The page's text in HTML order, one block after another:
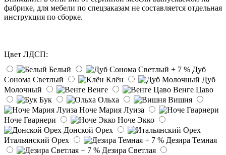
фабрике, для мебели по спецзаказам не составляется отдельная
инструкция по сборке.
Цвет ЛДСП:
Белый
Дуб
Сонома Светлый
Клён
Дуб
Молочный
Венге
Венге Цаво
Бук
Ольха
Вишня
Ноче Мария Луиза
Ноче Гварнери
Ноче Экко
Донской Орех
Итальянский Орех
Дезира Темная
Дезира Светлая